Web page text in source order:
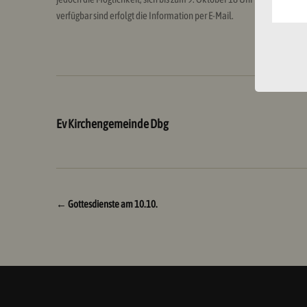
verfügbar sind erfolgt die Information per E-Mail.
Ev Kirchengemeinde Dbg
Beitragsnavigation
← Gottesdienste am 10.10.